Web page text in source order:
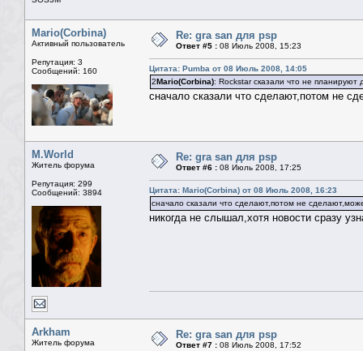
Mario(Corbina)
Активный пользователь
Репутация: 3
Сообщений: 160
Re: gra san для psp
Ответ #5 : 08 Июль 2008, 15:23
Цитата: Pumba от 08 Июль 2008, 14:05
2Mario(Corbina): Rockstar сказали что не планируют
сначало сказали что сделают,потом не
M.World
Житель форума
Репутация: 299
Сообщений: 3894
Re: gra san для psp
Ответ #6 : 08 Июль 2008, 17:25
Цитата: Mario(Corbina) от 08 Июль 2008, 16:23
сначало сказали что сделают,потом не
никогда не слышал,хотя новости сразу
Arkham
Житель форума
Re: gra san для psp
Ответ #7 : 08 Июль 2008, 17:52